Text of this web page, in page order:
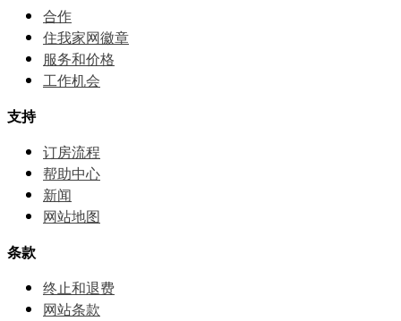
合作
住我家网徽章
服务和价格
⼯作机会
支持
订房流程
帮助中⼼
新闻
网站地图
条款
终止和退费
网站条款